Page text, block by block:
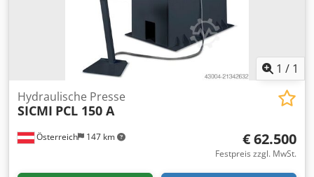
enclosure) OPTIONEN (Preise auf Anfrage): Ziehkissen
Cjdeynmx Uopfx Aidjrf Prismenführung Lichtschranke CNC
Steuerung Siemens mit Touchscreen Hydraulikpumpe mit
variabler Geschwindigkeit Proportionalventile Seitliche
Schutzgitter verschiebbar mit Endschalter
1 / 1
Österreich 147 km
Hydraulische Presse
SICMI PCL 150 A
€ 62.500
Festpreis zzgl. MwSt.